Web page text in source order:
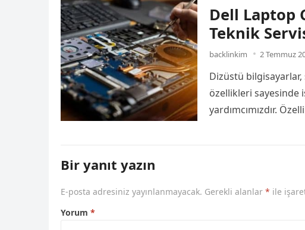
Dell Laptop
Teknik
backlinkim 2 Temmuz
Dizüstü
özellikleri sayesinde
yardımcımızdır.
Bir yanıt yazın
E-posta adresiniz yayınlanmayacak. Gerekli alanlar * ile
Yorum *